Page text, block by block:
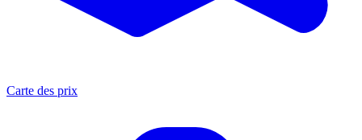
Carte des prix